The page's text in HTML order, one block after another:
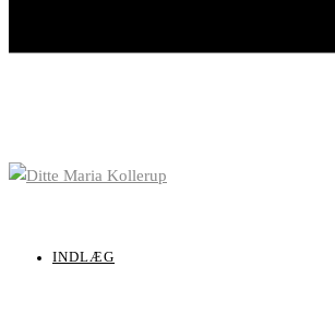
INDLÆG